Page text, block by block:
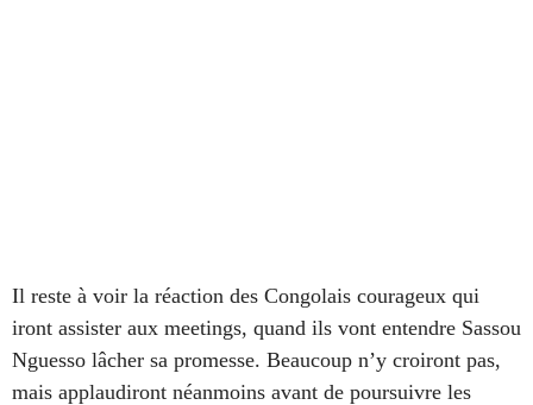
Il reste à voir la réaction des Congolais courageux qui
iront assister aux meetings, quand ils vont entendre Sassou
Nguesso lâcher sa promesse. Beaucoup n’y croiront pas,
mais applaudiront néanmoins avant de poursuivre les